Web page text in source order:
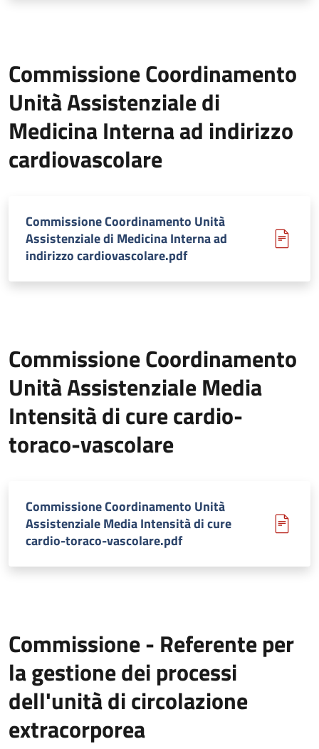
Commissione Coordinamento
Unità Assistenziale di
Medicina Interna ad indirizzo
cardiovascolare
Commissione Coordinamento Unità
Assistenziale di Medicina Interna ad
indirizzo cardiovascolare.pdf
Commissione Coordinamento
Unità Assistenziale Media
Intensità di cure cardio-
toraco-vascolare
Commissione Coordinamento Unità
Assistenziale Media Intensità di cure
cardio-toraco-vascolare.pdf
Commissione - Referente per
la gestione dei processi
dell'unità di circolazione
extracorporea